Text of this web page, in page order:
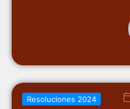
Resoluciones 2024